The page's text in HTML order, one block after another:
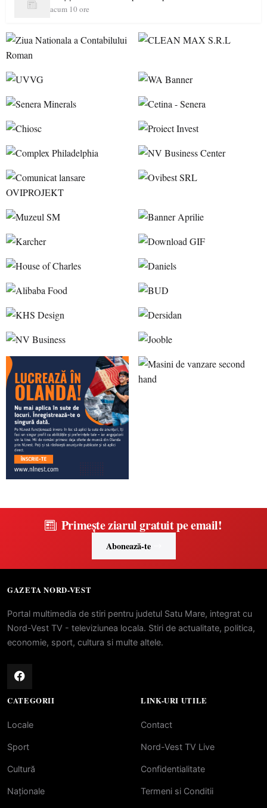
acum 10 ore
Primește ziarul gratuit pe email!
Abonează-te
GAZETA NORD-VEST
Portal multimedia de stiri pentru judetul Satu Mare, integrat cu
Nord-Vest TV - televiziunea locala. Stiri de actualitate, politica,
economie, sport, cultura si multe altele.
CATEGORII
Locale
Sport
Cultură
Naționale
LINK-URI UTILE
Contact
Nord-Vest TV Live
Confidentialitate
Termeni si Conditii